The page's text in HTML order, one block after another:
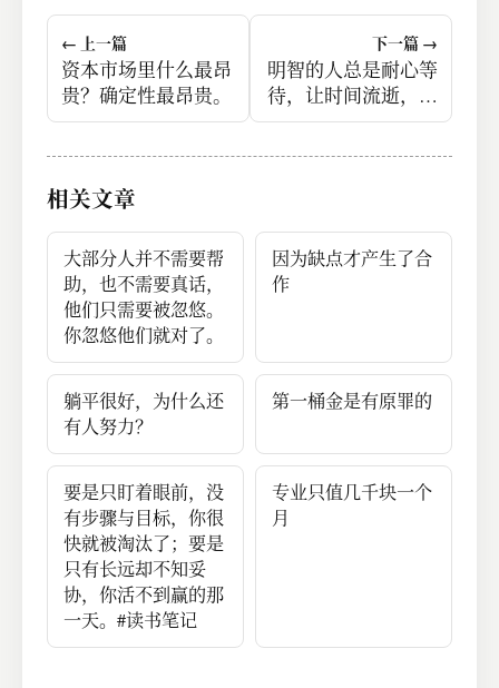
← 上一篇
资本市场里什么最昂
贵？确定性最昂贵。
下一篇 →
明智的人总是耐心等
待，让时间流逝，体
会其中妙处。大多数
相关文章
大部分人并不需要帮
助，也不需要真话，
他们只需要被忽悠。
你忽悠他们就对了。
因为缺点才产生了合
作
躺平很好，为什么还
有人努力？
第一桶金是有原罪的
要是只盯着眼前，没
有步骤与目标，你很
快就被淘汰了；要是
只有长远却不知妥
协，你活不到赢的那
一天。#读书笔记
专业只值几千块一个
月